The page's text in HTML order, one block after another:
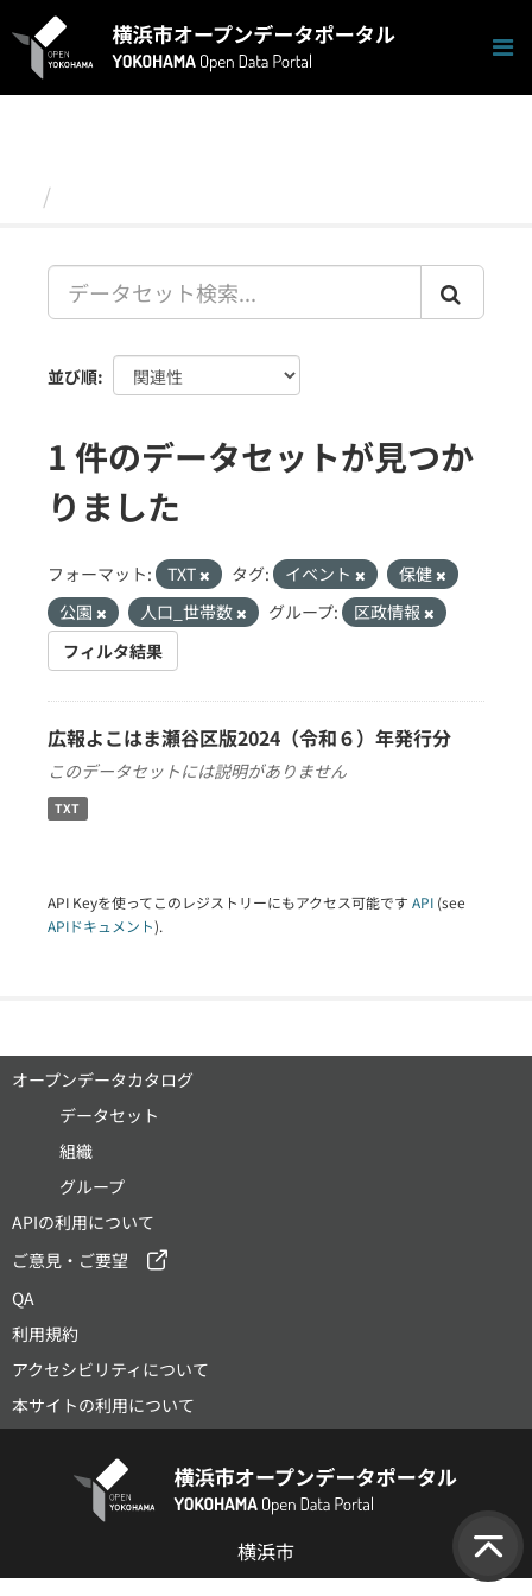
キ
並び順
1 件のデータセットが見つか
りました
フォーマット: TXT タグ: イベント
保健
公園
人口_世帯数 グループ:
区政情報
フィルタ結果
広報よこはま瀬谷区版2024（令和６）年発行分
このデータセットには説明がありません
TXT
API Keyを使ってこのレジストリーにもアクセス可能です API (see
APIドキュメント).
オープンデータカタログ
データセット
組織
グループ
APIの利用について
ご意見・ご要望
QA
利用規約
アクセシビリティについて
本サイトの利用について
横浜市